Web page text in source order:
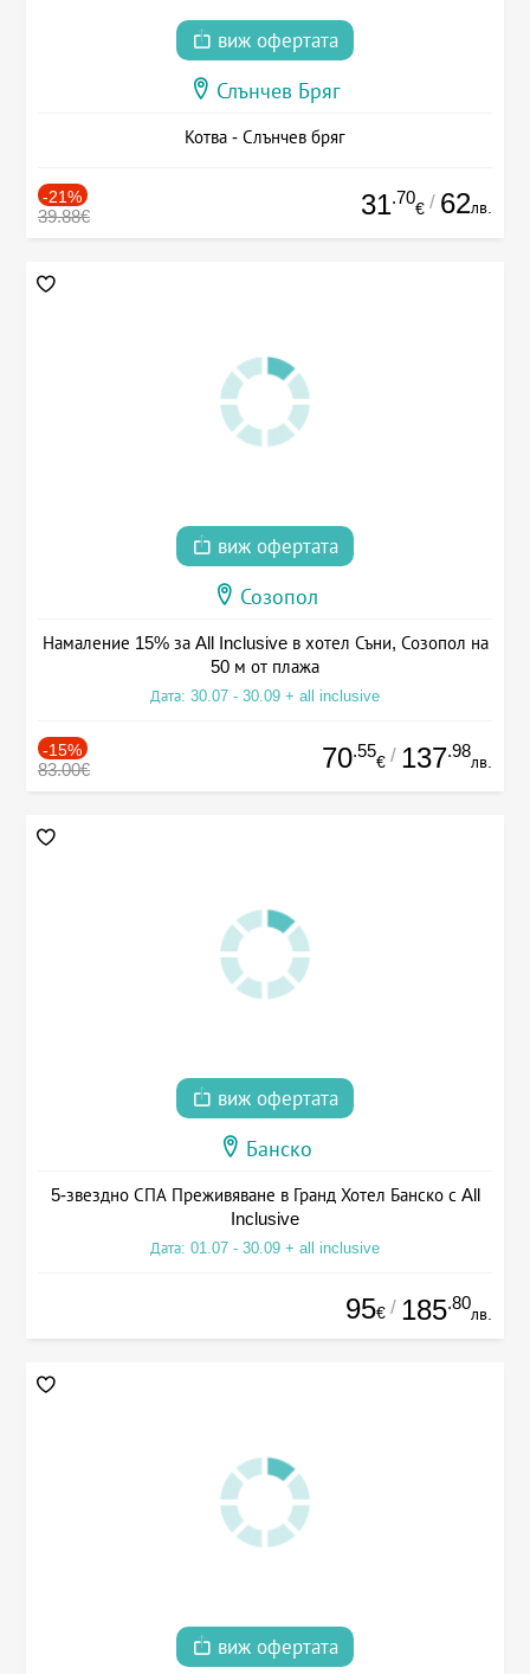
виж офертата
Слънчев Бряг
Котва - Слънчев бряг
-21%
39.88€ 31.70
€ / 62лв.
виж офертата
Созопол
Намаление 15% за All Inclusive в хотел Съни, Созопол на
50 м от плажа
Дата: 30.07 - 30.09 + all inclusive
-15%
83.00€ 70.55
€ / 137.98
лв.
виж офертата
Банско
5-звездно СПА Преживяване в Гранд Хотел Банско с All
Inclusive
Дата: 01.07 - 30.09 + all inclusive
95€ / 185.80
лв.
виж офертата